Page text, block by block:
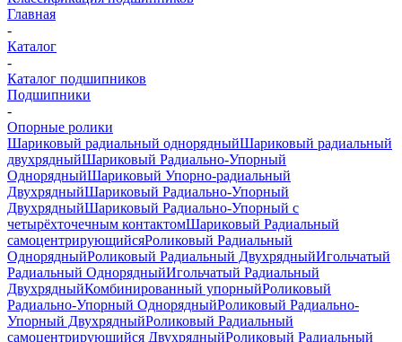
Главная
-
Каталог
-
Каталог подшипников
Подшипники
-
Опорные ролики
Шариковый радиальный однорядныйШариковый радиальный
двухрядныйШариковый Радиально-Упорный
ОднорядныйШариковый Упорно-радиальный
ДвухрядныйШариковый Радиально-Упорный
ДвухрядныйШариковый Радиально-Упорный с
четырёхточечным контактомШариковый Радиальный
самоцентрирующийсяРоликовый Радиальный
ОднорядныйРоликовый Радиальный ДвухрядныйИгольчатый
Радиальный ОднорядныйИгольчатый Радиальный
ДвухрядныйКомбинированный упорныйРоликовый
Радиально-Упорный ОднорядныйРоликовый Радиально-
Упорный ДвухрядныйРоликовый Радиальный
самоцентрирующийся ДвухрядныйРоликовый Радиальный